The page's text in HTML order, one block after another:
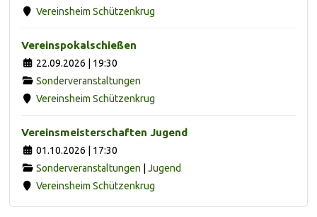
Vereinsheim Schützenkrug
Vereinspokalschießen
22.09.2026 | 19:30
Sonderveranstaltungen
Vereinsheim Schützenkrug
Vereinsmeisterschaften Jugend
01.10.2026 | 17:30
Sonderveranstaltungen
Jugend
Vereinsheim Schützenkrug